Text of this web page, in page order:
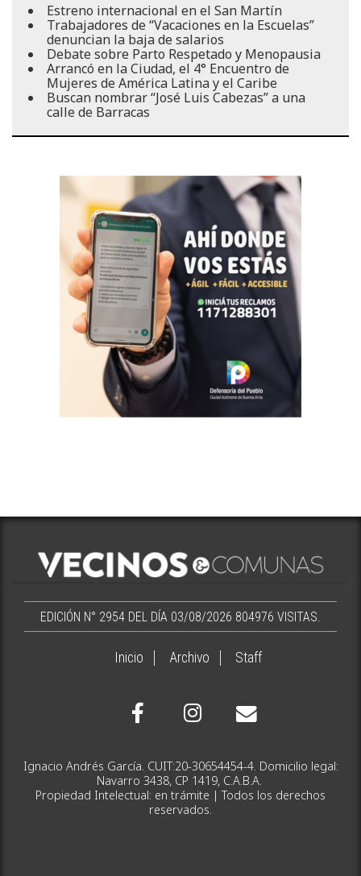
Estreno internacional en el San Martín
Trabajadores de “Vacaciones en la Escuelas”
denuncian la baja de salarios
Debate sobre Parto Respetado y Menopausia
Arrancó en la Ciudad, el 4° Encuentro de
Mujeres de América Latina y el Caribe
Buscan nombrar “José Luis Cabezas” a una
calle de Barracas
EDICIÓN N° 2954 DEL DÍA 03/08/2026 804976 VISITAS.
Inicio Archivo Staff
Ignacio Andrés García. CUIT:20-30654454-4. Domicilio legal:
Navarro 3438, CP 1419, C.A.B.A.
Propiedad Intelectual: en trámite | Todos los derechos
reservados.